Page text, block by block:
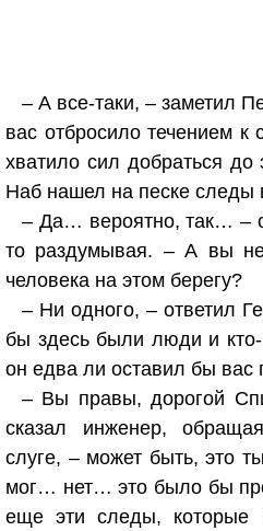
– А все-таки, – заметил
вас отбросило течением к
хватило сил добраться до
Наб нашел на песке следы
– Да… вероятно, так… –
то раздумывая. – А вы
человека на этом берегу?
– Ни одного, – ответил
бы здесь были люди и кто-
он едва ли оставил бы вас
– Вы правы, дорогой
сказал инженер,
слуге, – может быть, это
мог… нет… это было бы
еще эти следы, которые